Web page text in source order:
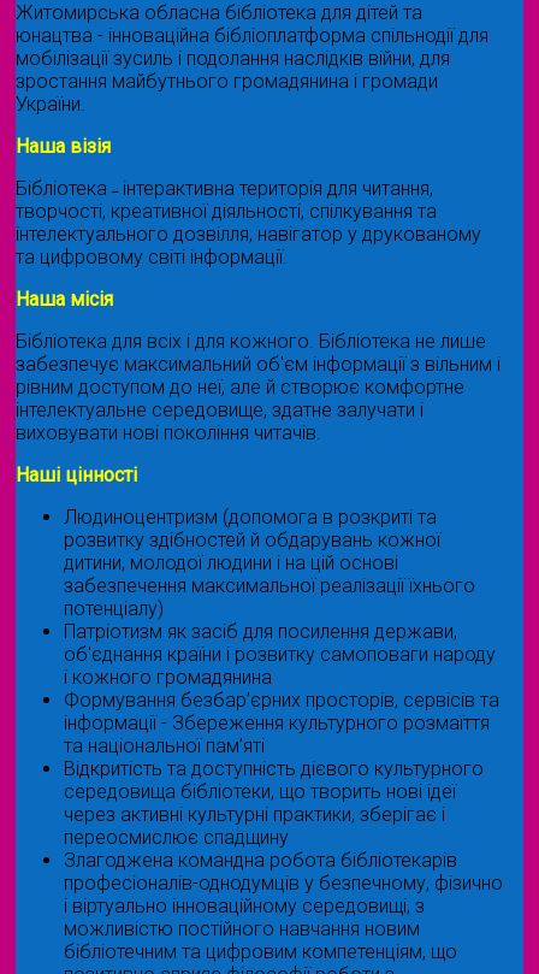
Житомирська обласна бібліотека для дітей та
юнацтва - інноваційна бібліоплатформа спільнодії для
мобілізації зусиль і подолання наслідків війни, для
зростання майбутнього громадянина і громади
України.
Наша візія
Бібліотека ˗ інтерактивна територія для читання,
творчості, креативної діяльності, спілкування та
інтелектуального дозвілля, навігатор у друкованому
та цифровому світі інформації.
Наша місія
Бібліотека для всіх і для кожного. Бібліотека не лише
забезпечує максимальний об'єм інформації з вільним і
рівним доступом до неї, але й створює комфортне
інтелектуальне середовище, здатне залучати і
виховувати нові покоління читачів.
Наші цінності
Людиноцентризм (допомога в розкриті та
розвитку здібностей й обдарувань кожної
дитини, молодої людини і на цій основі
забезпечення максимальної реалізації їхнього
потенціалу)
Патріотизм як засіб для посилення держави,
об'єднання країни і розвитку самоповаги народу
і кожного громадянина
Формування безбар’єрних просторів, сервісів та
інформації - Збереження культурного розмаїття
та національної пам’яті
Відкритість та доступність дієвого культурного
середовища бібліотеки, що творить нові ідеї
через активні культурні практики, зберігає і
переосмислює спадщину
Злагоджена командна робота бібліотекарів
професіоналів-однодумців у безпечному, фізично
і віртуально інноваційному середовищі, з
можливістю постійного навчання новим
бібліотечним та цифровим компетенціям, що